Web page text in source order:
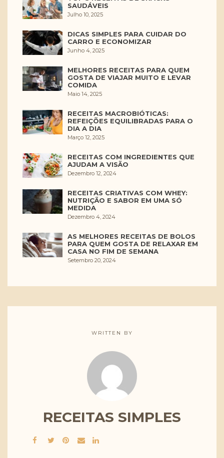
SAUDÁVEIS
Julho 10, 2025
DICAS SIMPLES PARA CUIDAR DO
CARRO E ECONOMIZAR
Junho 4, 2025
MELHORES RECEITAS PARA QUEM
GOSTA DE VIAJAR MUITO E LEVAR
COMIDA
Maio 14, 2025
RECEITAS MACROBIÓTICAS:
REFEIÇÕES EQUILIBRADAS PARA O
DIA A DIA
Março 12, 2025
RECEITAS COM INGREDIENTES QUE
AJUDAM A VISÃO
Dezembro 12, 2024
RECEITAS CRIATIVAS COM WHEY:
NUTRIÇÃO E SABOR EM UMA SÓ
MEDIDA
Dezembro 4, 2024
AS MELHORES RECEITAS DE BOLOS
PARA QUEM GOSTA DE RELAXAR EM
CASA NO FIM DE SEMANA
Setembro 20, 2024
WRITTEN BY
RECEITAS SIMPLES